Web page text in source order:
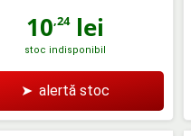
10,24lei
stoc indisponibil
➤ alertă stoc